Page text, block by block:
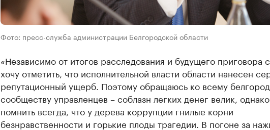
Фото: пресс-служба администрации Белгородской области
«Независимо от итогов расследования и будущего приговора
хочу отметить, что исполнительной власти области нанесен
репутационный ущерб. Поэтому обращаюсь ко всему
сообществу управленцев – соблазн легких денег велик,
помнить всегда, что у дерева коррупции гнилые корни
безнравственности и горькие плоды трагедии. В погоне за